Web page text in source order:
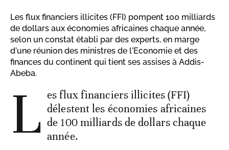
Les flux financiers illicites (FFI) pompent 100 milliards
de dollars aux économies africaines chaque année,
selon un constat établi par des experts, en marge
d'une réunion des ministres de l'Economie et des
finances du continent qui tient ses assises à Addis-
Abeba.
L es flux financiers illicites (FFI)
délestent les économies africaines
de 100 milliards de dollars chaque
année.